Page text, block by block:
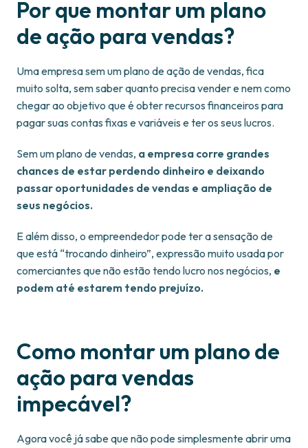
Por que montar um plano
de ação para vendas?
Uma empresa sem um plano de ação de vendas, fica
muito solta, sem saber quanto precisa vender e nem como
chegar ao objetivo que é obter recursos financeiros para
pagar suas contas fixas e variáveis e ter os seus lucros.
Sem um plano de vendas, a empresa corre grandes
chances de estar perdendo dinheiro e deixando
passar oportunidades de vendas e ampliação de
seus negócios.
E além disso, o empreendedor pode ter a sensação de
que está “trocando dinheiro”, expressão muito usada por
comerciantes que não estão tendo lucro nos negócios, e
podem até estarem tendo prejuízo.
Como montar um plano de
ação para vendas
impecável?
Agora você já sabe que não pode simplesmente abrir uma